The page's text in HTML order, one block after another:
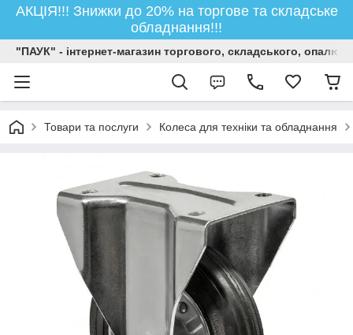
АКЦІЯ!!! Знижки до 20% на торгове та складське
обладнання!!!
"ПАУК" - інтернет-магазин торгового, складського,
Товари та послуги Колеса для техніки та обладнання